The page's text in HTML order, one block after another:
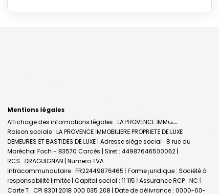
Mentions légales
Affichage des informations légales : LA PROVENCE IMMOBILIERE |
Raison sociale : LA PROVENCE IMMOBILIERE PROPRIETE DE LUXE
DEMEURES ET BASTIDES DE LUXE | Adresse siège social : 8 rue du
Maréchal Foch - 83570 Carcès | Siret : 44987646500062 |
RCS : DRAGUIGNAN | Numero TVA
Intracommunautaire : FR22449876465 | Forme juridique : Société à
responsabilité limitée | Capital social : 11 115 | Assurance RCP : NC |
Carte T : CPI 8301 2018 000 035 208 | Date de délivrance : 0000-00-